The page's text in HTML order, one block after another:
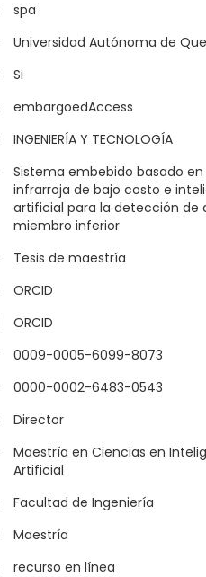
spa
Universidad Autónoma de
Si
embargoedAccess
INGENIERÍA Y TECNOLOGÍA
Sistema embebido basado
infrarroja de bajo costo e
artificial para la detección de
miembro inferior
Tesis de maestría
ORCID
ORCID
0009-0005-6099-8073
0000-0002-6483-0543
Director
Maestría en Ciencias en
Artificial
Facultad de Ingeniería
Maestría
recurso en línea